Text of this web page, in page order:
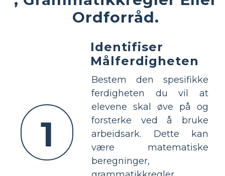
Ordforråd.
1
Identifiser
Målferdigheten
Bestem den spesifikke
ferdigheten du vil at
elevene skal øve på og
forsterke ved å bruke
arbeidsark. Dette kan
være matematiske
beregninger,